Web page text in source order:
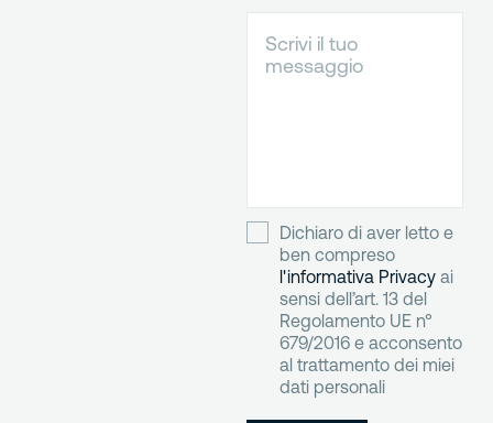
Dichiaro di aver letto e
ben compreso
l'informativa Privacy ai
sensi dell’art. 13 del
Regolamento UE n°
679/2016 e acconsento
al trattamento dei miei
dati personali